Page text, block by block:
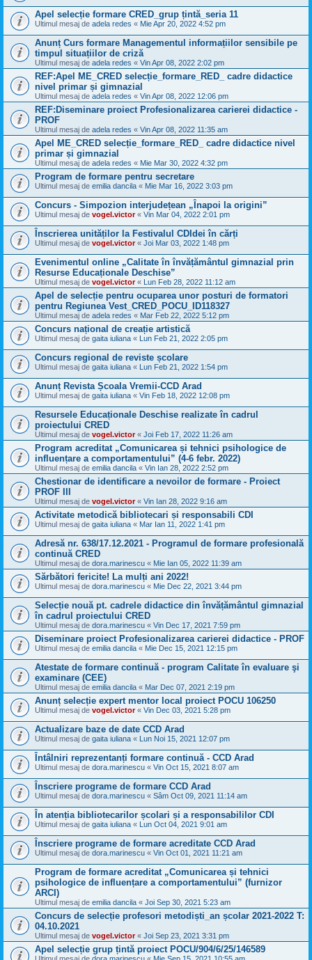
Apel selecție formare CRED_grup țintă_seria 11
Ultimul mesaj de adela redes « Mie Apr 20, 2022 4:52 pm
Anunț Curs formare Managementul informațiilor sensibile pe
timpul situațiilor de criză
Ultimul mesaj de adela redes « Vin Apr 08, 2022 2:02 pm
REF:Apel ME_CRED selecție_formare_RED_ cadre didactice
nivel primar și gimnazial
Ultimul mesaj de adela redes « Vin Apr 08, 2022 12:06 pm
REF:Diseminare proiect Profesionalizarea carierei didactice -
PROF
Ultimul mesaj de adela redes « Vin Apr 08, 2022 11:35 am
Apel ME_CRED selecție_formare_RED_ cadre didactice nivel
primar și gimnazial
Ultimul mesaj de adela redes « Mie Mar 30, 2022 4:32 pm
Program de formare pentru secretare
Ultimul mesaj de emilia dancila « Mie Mar 16, 2022 3:03 pm
Concurs - Simpozion interjudețean „Înapoi la origini”
Ultimul mesaj de vogel.victor« Vin Mar 04, 2022 2:01 pm
Înscrierea unităților la Festivalul CDIdei în cărți
Ultimul mesaj de vogel.victor« Joi Mar 03, 2022 1:48 pm
Evenimentul online „Calitate în învățământul gimnazial prin
Resurse Educaționale Deschise”
Ultimul mesaj de vogel.victor« Lun Feb 28, 2022 11:12 am
Apel de selecție pentru ocuparea unor posturi de formatori
pentru Regiunea Vest_CRED_POCU_ID118327
Ultimul mesaj de adela redes « Mar Feb 22, 2022 5:12 pm
Concurs național de creație artistică
Ultimul mesaj de gaita iuliana « Lun Feb 21, 2022 2:05 pm
Concurs regional de reviste școlare
Ultimul mesaj de gaita iuliana « Lun Feb 21, 2022 1:54 pm
Anunț Revista Școala Vremii-CCD Arad
Ultimul mesaj de gaita iuliana « Vin Feb 18, 2022 12:08 pm
Resursele Educaționale Deschise realizate în cadrul
proiectului CRED
Ultimul mesaj de vogel.victor« Joi Feb 17, 2022 11:26 am
Program acreditat „Comunicarea și tehnici psihologice de
influențare a comportamentului” (4-6 febr. 2022)
Ultimul mesaj de emilia dancila « Vin Ian 28, 2022 2:52 pm
Chestionar de identificare a nevoilor de formare - Proiect
PROF III
Ultimul mesaj de vogel.victor« Vin Ian 28, 2022 9:16 am
Activitate metodică bibliotecari și responsabili CDI
Ultimul mesaj de gaita iuliana « Mar Ian 11, 2022 1:41 pm
Adresă nr. 638/17.12.2021 - Programul de formare profesională
continuă CRED
Ultimul mesaj de dora.marinescu « Mie Ian 05, 2022 11:39 am
Sărbători fericite! La mulți ani 2022!
Ultimul mesaj de dora.marinescu « Mie Dec 22, 2021 3:44 pm
Selecție nouă pt. cadrele didactice din învățământul gimnazial
în cadrul proiectului CRED
Ultimul mesaj de dora.marinescu « Vin Dec 17, 2021 7:59 pm
Diseminare proiect Profesionalizarea carierei didactice - PROF
Ultimul mesaj de emilia dancila « Mie Dec 15, 2021 12:15 pm
Atestate de formare continuă - program Calitate în evaluare şi
examinare (CEE)
Ultimul mesaj de emilia dancila « Mar Dec 07, 2021 2:19 pm
Anunț selecție expert mentor local proiect POCU 106250
Ultimul mesaj de vogel.victor« Vin Dec 03, 2021 5:28 pm
Actualizare baze de date CCD Arad
Ultimul mesaj de gaita iuliana « Lun Noi 15, 2021 12:07 pm
Întâlniri reprezentanți formare continuă - CCD Arad
Ultimul mesaj de dora.marinescu « Vin Oct 15, 2021 8:07 am
Înscriere programe de formare CCD Arad
Ultimul mesaj de dora.marinescu « Sâm Oct 09, 2021 11:14 am
În atenția bibliotecarilor școlari și a responsabililor CDI
Ultimul mesaj de gaita iuliana « Lun Oct 04, 2021 9:01 am
Înscriere programe de formare acreditate CCD Arad
Ultimul mesaj de dora.marinescu « Vin Oct 01, 2021 11:21 am
Program de formare acreditat „Comunicarea și tehnici
psihologice de influențare a comportamentului” (furnizor
ARCI)
Ultimul mesaj de emilia dancila « Joi Sep 30, 2021 5:23 am
Concurs de selecție profesori metodiști_an școlar 2021-2022 T:
04.10.2021
Ultimul mesaj de vogel.victor« Joi Sep 23, 2021 3:31 pm
Apel selecție grup țintă proiect POCU/904/6/25/146589